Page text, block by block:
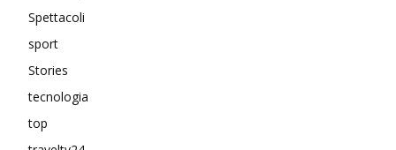
Spettacoli
sport
Stories
tecnologia
top